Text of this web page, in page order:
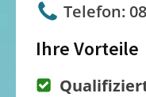
Telefon:
Ihre Vorteile